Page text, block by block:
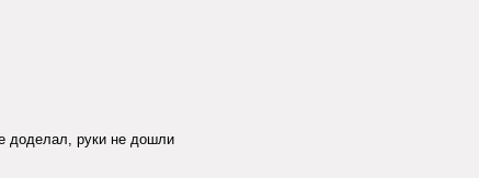
доделал, руки не дошли